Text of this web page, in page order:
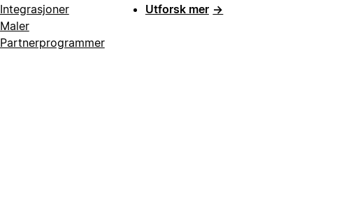
Integrasjoner
Maler
Partnerprogrammer
Utforsk mer →